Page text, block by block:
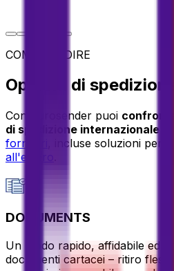
COME SPEDIRE
Opzioni di
Con Eurosender puoi
di spedizione internazionale
fornitori
, incluse soluzioni per
all'estero
DOCUMENTS
Un modo rapido, affidabile ed
documenti cartacei – ritiro